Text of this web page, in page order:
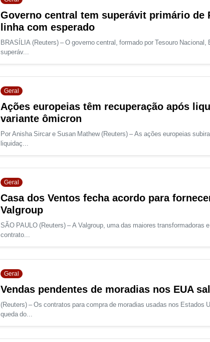
Governo central tem superávit primário de
linha com esperado
BRASÍLIA (Reuters) – O governo central, formado por Tesouro
superáv...
Geral
Ações europeias têm recuperação após
variante ômicron
Por Anisha Sircar e Susan Mathew (Reuters) – As ações europeias
liquidaç...
Geral
Casa dos Ventos fecha acordo para
Valgroup
SÃO PAULO (Reuters) – A Valgroup, uma das maiores transformadoras
contrato...
Geral
Vendas pendentes de moradias nos EUA
(Reuters) – Os contratos para compra de moradias usadas nos Estados
queda do...